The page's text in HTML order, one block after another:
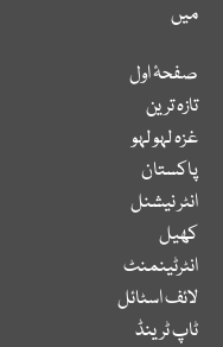
میں
صفحۂ اول
تازہ ترین
غزہ لہو لہو
پاکستان
انٹر نیشنل
کھیل
انٹرٹینمنٹ
لائف اسٹائل
ٹاپ ٹرینڈ